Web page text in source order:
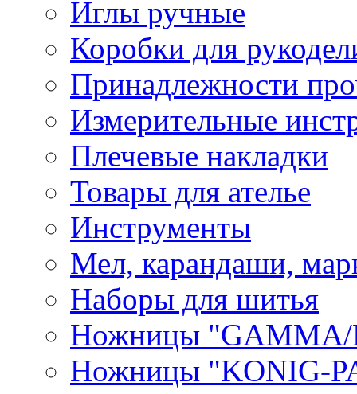
Иглы ручные
Коробки для
Принадлежности
Измерительные
Плечевые накладки
Товары для ателье
Инструменты
Мел, карандаши,
Наборы для шитья
Ножницы "GAMMA/
Ножницы "KONIG-